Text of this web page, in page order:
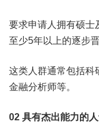
要求申请人拥有硕士
至少5年以上的逐步
这类人群通常包括科
金融分析师等。
02 具有杰出能力的